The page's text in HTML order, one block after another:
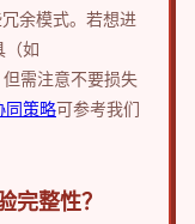
余模式。若想进
（如
需注意不要损失
同策略可参考我们
完整性？